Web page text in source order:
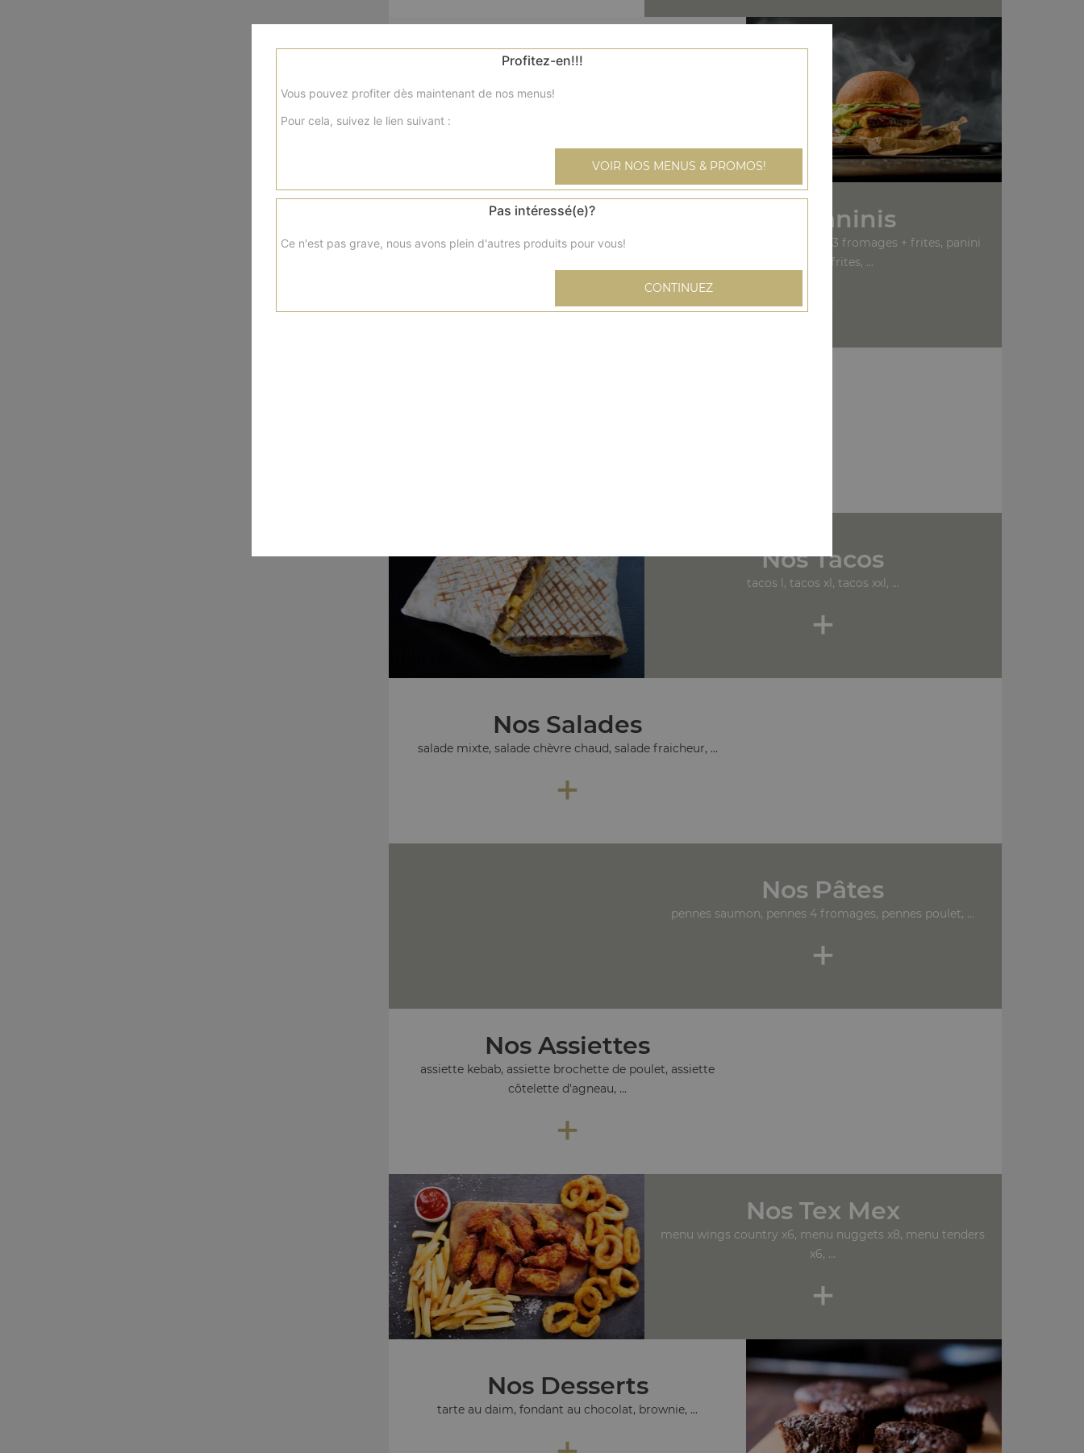
Nos Burgers
cheese burger, burger chicken pané, burger top chef, ...
Nos Paninis
panini jambon + frites, panini 3 fromages + frites, panini
saumon + frites, ...
Nos Tacos
tacos l, tacos xl, tacos xxl, ...
+
Nos Salades
salade mixte, salade chèvre chaud, salade fraicheur, ...
+
Nos Pâtes
pennes saumon, pennes 4 fromages, pennes poulet, ...
+
Nos Assiettes
assiette kebab, assiette brochette de poulet, assiette
côtelette d'agneau, ...
+
Nos Tex Mex
menu wings country x6, menu nuggets x8, menu tenders
x6, ...
+
Nos Desserts
tarte au daim, fondant au chocolat, brownie, ...
Profitez-en!!!
Vous pouvez profiter dès maintenant de nos menus!
Pour cela, suivez le lien suivant :
VOIR NOS MENUS & PROMOS!
Pas intéressé(e)?
Ce n'est pas grave, nous avons plein d'autres produits pour vous!
CONTINUEZ